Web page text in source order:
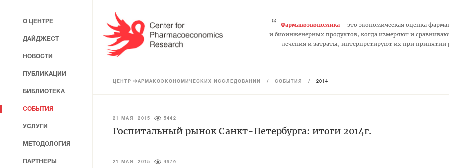
“ Фармакоэкономика– это экономическая оценка
и биоинженерных продуктов, когда измеряют и
лечения и затраты, интерпретируют их при
ЦЕНТР ФАРМАКОЭКОНОМИЧЕСКИХ ИССЛЕДОВАНИЙ / СОБЫТИЯ / 2014
21 МАЯ 2015 5442
Госпитальный рынок Санкт-Петербурга: итоги 2014г.
21 МАЯ 2015 4979
О ЦЕНТРЕ
ДАЙДЖЕСТ
НОВОСТИ
ПУБЛИКАЦИИ
БИБЛИОТЕКА
СОБЫТИЯ
УСЛУГИ
МЕТОДОЛОГИЯ
ПАРТНЕРЫ